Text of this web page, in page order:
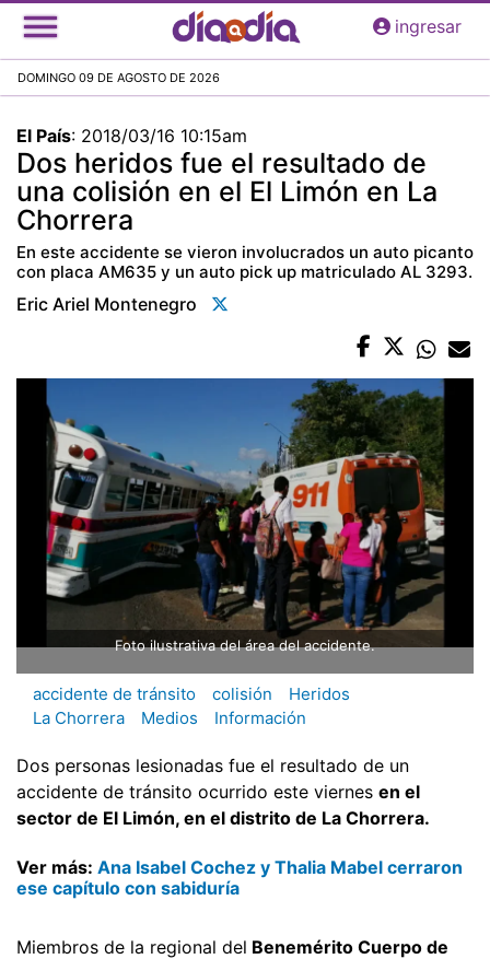
Pasar
al
principal
ingresar
DOMINGO 09 DE AGOSTO DE 2026
El País: 2018/03/16 10:15am
Dos heridos fue el resultado de
una colisión en el El Limón en La
Chorrera
En este accidente se vieron involucrados un auto picanto
con placa AM635 y un auto pick up matriculado AL 3293.
Eric Ariel Montenegro
Foto ilustrativa del área del accidente.
accidente de tránsito colisión
Heridos
La Chorrera
Medios Información
Dos personas lesionadas fue el resultado de un
accidente de tránsito ocurrido este viernes en el
sector de El Limón, en el distrito de La Chorrera.
Ver más: Ana Isabel Cochez y Thalia Mabel cerraron
ese capítulo con sabiduría
Miembros de la regional del Benemérito Cuerpo de